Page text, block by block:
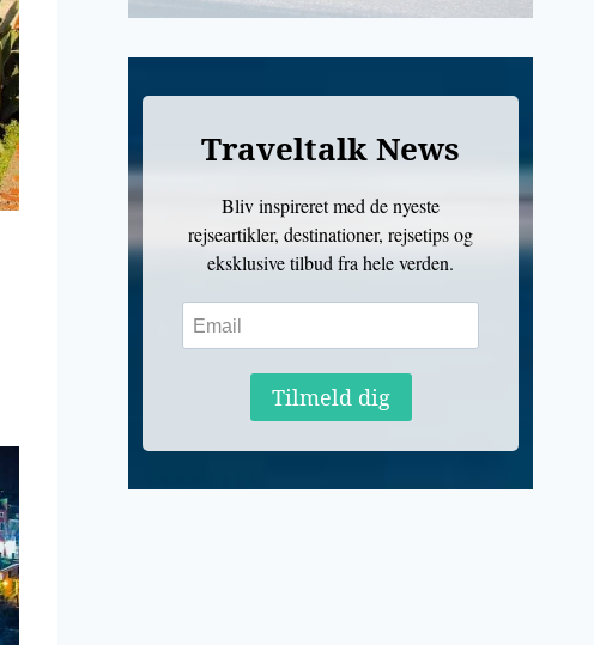
Traveltalk News
Bliv inspireret med de nyeste
rejseartikler, destinationer, rejsetips og
eksklusive tilbud fra hele verden.
Tilmeld dig